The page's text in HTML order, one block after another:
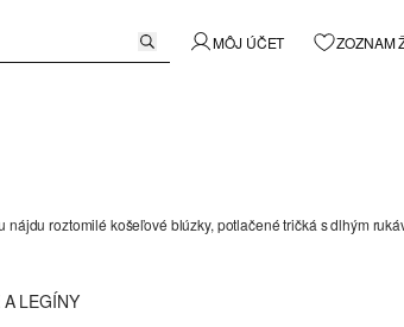
MÔJ ÚČET ZOZNAM
roztomilé košeľové blúzky, potlačené tričká s dlhým
LEGÍNY